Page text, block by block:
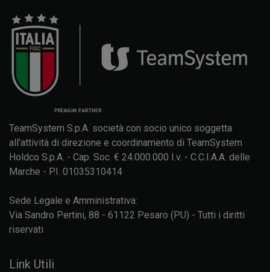
TeamSystem S.p.A. società con socio unico soggetta
all’attività di direzione e coordinamento di TeamSystem
Holdco S.p.A. - Cap. Soc. € 24.000.000 I.v. - C.C.I.A.A. delle
Marche - P.I. 01035310414
Sede Legale e Amministrativa:
Via Sandro Pertini, 88 - 61122 Pesaro (PU) - Tutti i diritti
riservati
Link Utili